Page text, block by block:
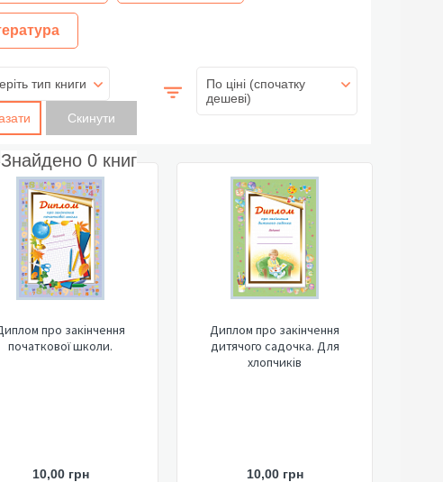
тип книги
Знайдено 0 книг
По ціні (спочатку
дешеві)
про закінчення
початкової школи.
10,00 грн
Диплом про закінчення
дитячого садочка. Для
хлопчиків
10,00 грн